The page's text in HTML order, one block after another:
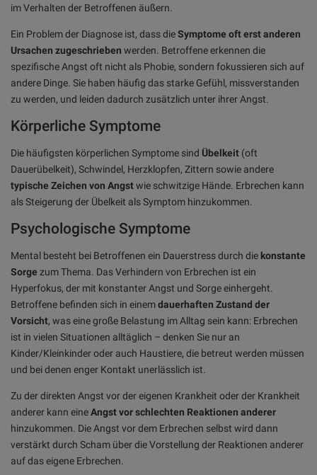
im Verhalten der Betroffenen äußern.
Ein Problem der Diagnose ist, dass dieSymptome oft erst anderen
Ursachen zugeschrieben werden. Betroffene erkennen die
spezifische Angst oft nicht als Phobie, sondern fokussieren sich auf
andere Dinge. Sie haben häufig das starke Gefühl, missverstanden
zu werden, und leiden dadurch zusätzlich unter ihrer Angst.
Körperliche Symptome
Die häufigsten körperlichen Symptome sind Übelkeit (oft
Dauerübelkeit), Schwindel, Herzklopfen, Zittern sowie andere
typische Zeichen von Angstwie schwitzige Hände. Erbrechen kann
als Steigerung der Übelkeit als Symptom hinzukommen.
Psychologische Symptome
Mental besteht bei Betroffenen ein Dauerstress durch die konstante
Sorge zum Thema. Das Verhindern von Erbrechen ist ein
Hyperfokus, der mit konstanter Angst und Sorge einhergeht.
Betroffene befinden sich in einemdauerhaften Zustand der
Vorsicht, was eine große Belastung im Alltag sein kann: Erbrechen
ist in vielen Situationen alltäglich – denken Sie nur an
Kinder/Kleinkinder oder auch Haustiere, die betreut werden müssen
und bei denen enger Kontakt unerlässlich ist.
Zu der direkten Angst vor der eigenen Krankheit oder der Krankheit
anderer kann eineAngst vor schlechten Reaktionen anderer
hinzukommen. Die Angst vor dem Erbrechen selbst wird dann
verstärkt durch Scham über die Vorstellung der Reaktionen anderer
auf das eigene Erbrechen.